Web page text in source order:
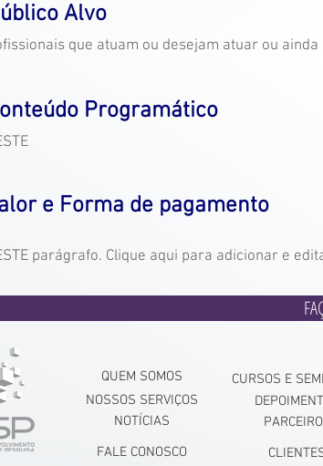
Alvo
que atuam ou desejam atuar ou
Programático
e Forma de pagamento
parágrafo. Clique aqui para adicionar e
QUEM SOMOS
NOSSOS SERVIÇOS
NOTÍCIAS
CURSOS E
FALE CONOSCO